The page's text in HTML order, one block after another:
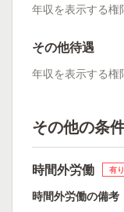
年収を表示する権
その他待遇
年収を表示する権
その他の条
時間外労働 有り
時間外労働の備考